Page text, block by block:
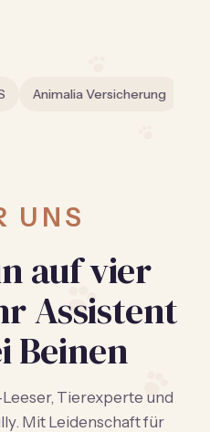
Animalia Versicherung
UNS
auf vier
Assistent
Beinen
Tierexperte und
Mit Leidenschaft für